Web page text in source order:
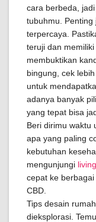
cara berbeda,
tubuhmu. Penting
terpercaya.
teruji dan
membuktikan
bingung, cek
untuk
adanya banyak
yang tepat bisa
Beri dirimu waktu
apa yang paling
kebutuhan
mengunjungi
cepat ke
CBD.
Tips desain
dieksplorasi.